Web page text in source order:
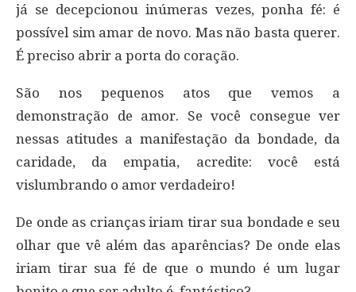
já se decepcionou inúmeras vezes, ponha fé: é
possível sim amar de novo. Mas não basta querer.
É preciso abrir a porta do coração.
São nos pequenos atos que vemos a
demonstração de amor. Se você consegue ver
nessas atitudes a manifestação da bondade, da
caridade, da empatia, acredite: você está
vislumbrando o amor verdadeiro!
De onde as crianças iriam tirar sua bondade e seu
olhar que vê além das aparências? De onde elas
iriam tirar sua fé de que o mundo é um lugar